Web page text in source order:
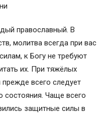
православный. В
молитва всегда при вас
к Богу не требуют
их. При тяжёлых
всего следует
состояния. Чаще всего
защитные силы в